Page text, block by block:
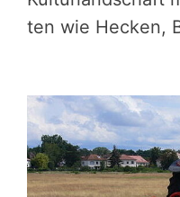
ten wie Hecken,